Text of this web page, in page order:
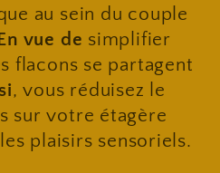
au sein du couple
vue de simplifier
flacons se partagent
, vous réduisez le
sur votre étagère
plaisirs sensoriels.